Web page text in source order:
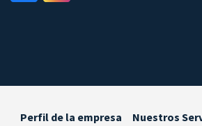
Perfil de la empresa Nuestros